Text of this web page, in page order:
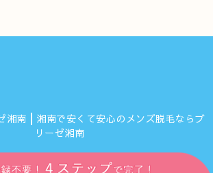
湘南┃湘南で安くて安心のメンズ脱毛ならブ
リーゼ湘南